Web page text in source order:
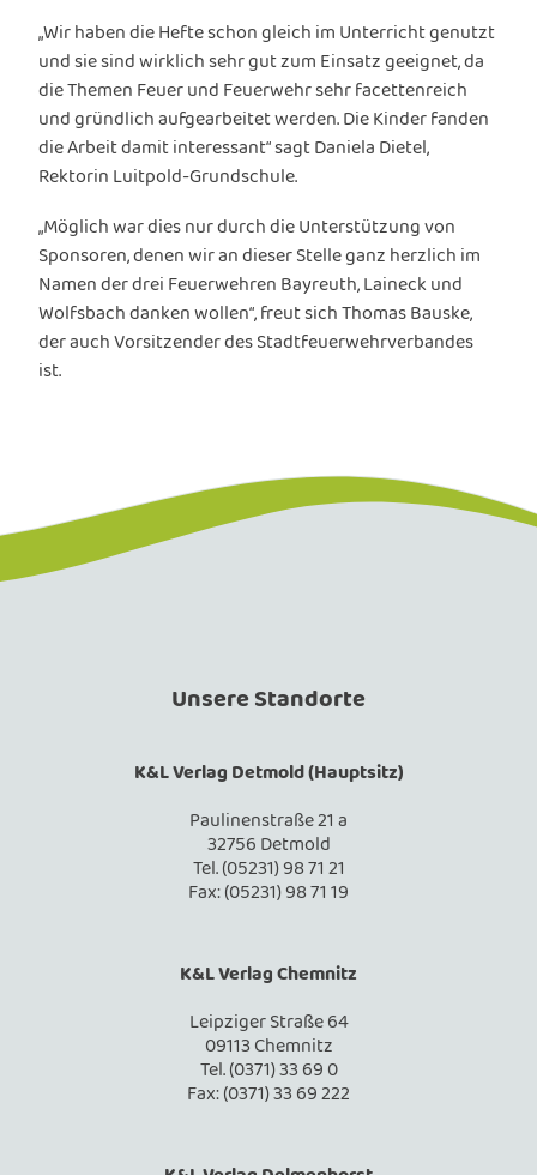
„Wir haben die Hefte schon gleich im Unterricht genutzt
und sie sind wirklich sehr gut zum Einsatz geeignet, da
die Themen Feuer und Feuerwehr sehr facettenreich
und gründlich aufgearbeitet werden. Die Kinder fanden
die Arbeit damit interessant“ sagt Daniela Dietel,
Rektorin Luitpold-Grundschule.
„Möglich war dies nur durch die Unterstützung von
Sponsoren, denen wir an dieser Stelle ganz herzlich im
Namen der drei Feuerwehren Bayreuth, Laineck und
Wolfsbach danken wollen“, freut sich Thomas Bauske,
der auch Vorsitzender des Stadtfeuerwehrverbandes
ist.
Unsere Standorte
K&L Verlag Detmold (Hauptsitz)
Paulinenstraße 21 a
32756 Detmold
Tel. (05231) 98 71 21
Fax: (05231) 98 71 19
K&L Verlag Chemnitz
Leipziger Straße 64
09113 Chemnitz
Tel. (0371) 33 69 0
Fax: (0371) 33 69 222